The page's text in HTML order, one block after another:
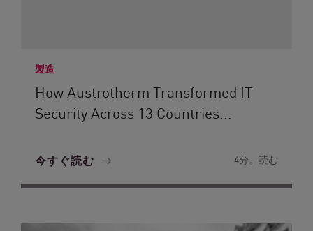
製造
How Austrotherm Transformed IT
Security Across 13 Countries...
今すぐ読む 4分。読む